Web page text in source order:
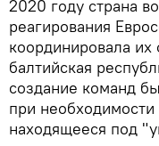
2020 году страна
реагирования
координировала
балтийская
создание команд
при необходимости
находящееся под